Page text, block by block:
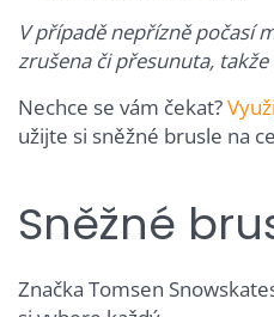
V případě nepřízně počasí
zrušena či přesunuta, takže
Nechce se vám čekat?
užijte si sněžné brusle na
Sněžné
Značka Tomsen